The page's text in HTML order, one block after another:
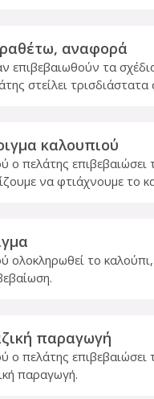
αναφορά
επιβεβαιωθούν τα
στείλει
καλουπιού
ο πελάτης επιβεβαιώσει
να φτιάχνουμε το
ολοκληρωθεί το
παραγωγή
ο πελάτης επιβεβαιώσει
παραγωγή.